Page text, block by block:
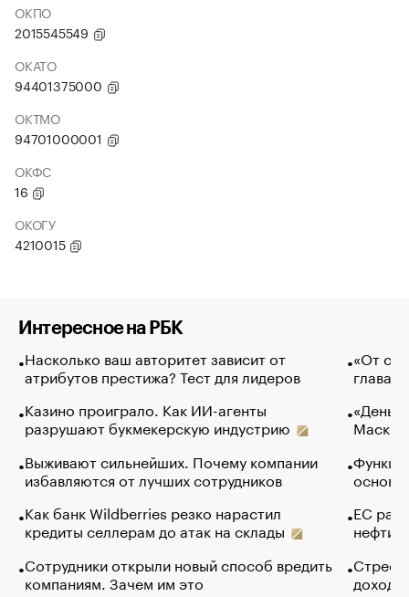
ОКПО
2015545549
ОКАТО
94401375000
ОКТМО
94701000001
ОКФС
16
ОКОГУ
4210015
Интересное на РБК
Насколько ваш авторитет зависит от
атрибутов престижа? Тест для лидеров
Казино проиграло. Как ИИ-агенты
разрушают букмекерскую индустрию
Выживают сильнейших. Почему компании
избавляются от лучших сотрудников
Как банк Wildberries резко нарастил
кредиты селлерам до атак на склады
Сотрудники открыли новый способ вредить
компаниям. Зачем им это
«От
глава
Маск в
основ
ЕС
нефти